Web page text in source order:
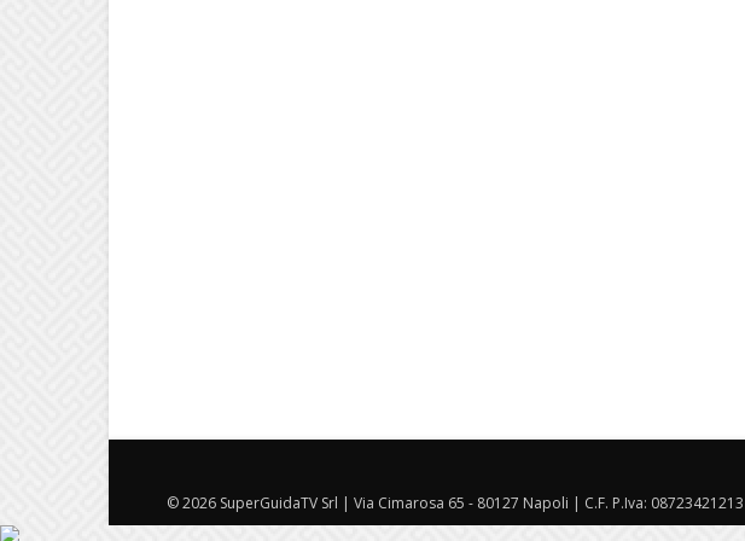
© 2026 SuperGuidaTV Srl | Via Cimarosa 65 - 80127 Napoli | C.F. P.Iva: 08723421213